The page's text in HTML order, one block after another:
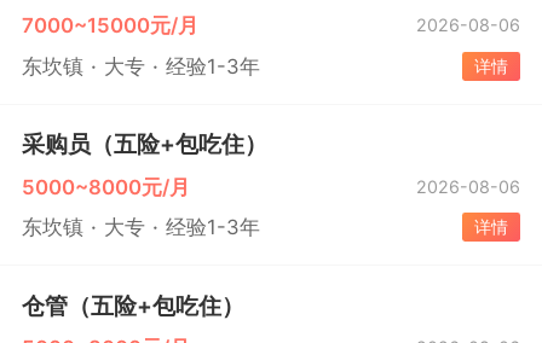
7000~15000元/月 2026-08-06
东坎镇 大专 经验1-3年 详情
采购员（五险+包吃住）
5000~8000元/月 2026-08-06
东坎镇 大专 经验1-3年 详情
仓管（五险+包吃住）